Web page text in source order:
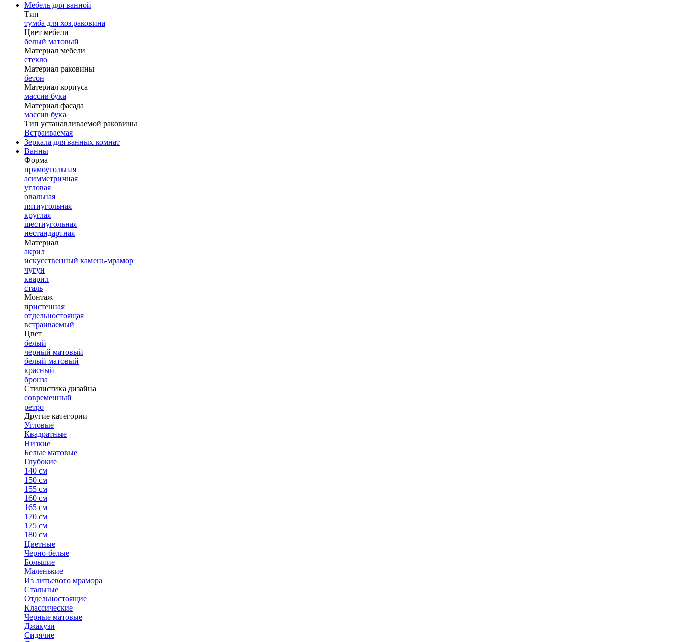
Мебель для ванной
Тип
тумба для хоз.раковина
Цвет мебели
белый матовый
Материал мебели
стекло
Материал раковины
бетон
Материал корпуса
массив бука
Материал фасада
массив бука
Тип устанавливаемой раковины
Встраиваемая
Зеркала для ванных комнат
Ванны
Форма
прямоугольная
асимметричная
угловая
овальная
пятиугольная
круглая
шестиугольная
нестандартная
Материал
акрил
искусственный камень-мрамор
чугун
кварил
сталь
Монтаж
пристенная
отдельностоящая
встраиваемый
Цвет
белый
черный матовый
белый матовый
красный
бронза
Стилистика дизайна
современный
ретро
Другие категории
Угловые
Квадратные
Низкие
Белые матовые
Глубокие
140 см
150 см
155 см
160 см
165 см
170 см
175 см
180 см
Цветные
Черно-белые
Большие
Маленькие
Из литьевого мрамора
Стальные
Отдельностоящие
Классические
Черные матовые
Джакузи
Сидячие